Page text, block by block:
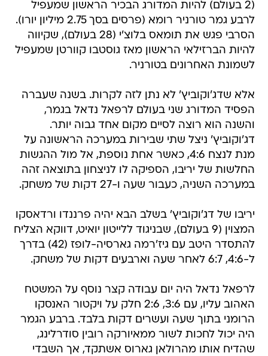
(2 בעולם) להיות המדורג הבכיר הראשון שמעפיל
לרבע גמר טורניר רומא (פרסים בסך 2.75 מיליון יורו).
הסרבי פגש את תומאס בלוצ'י (28 בעולם), שקיווה
להיות הברזילאי הראשון מאז גוסטבו קוורטן שמעפיל
לשמונת האחרונים בטורניר.
אלא שדג'וקוביץ' לא נתן לזה לקרות. בשנה שעברה
הפסיד המדורג שני בעולם לרפאל נדאל בגמר,
והשנה הוא רוצה לסיים מקום אחד גבוה יותר.
דג'וקוביץ' ניצל שתי שבירות במערכה הראשונה על
מנת לנצח 4:6, כאשר אחת נוספת, אל מול ההגשות
החלשות של יריבו, הספיקה לו לניצחון בתוצאה זהה
במערכה השניה, כעבור שעה ו-27 דקות של משחק.
יריבו של דג'וקוביץ' בשלב הבא יהיה פרננדו ורדאסקו
המצוין (9 בעולם), שבניגוד ללייטון יואיט, דווקא הצליח
להתסדר היטב עם גיז'רמה גארסיה-לופז (42) בדרך
ל-4:6, 6:7 לאחר שעה וארבעים דקות של משחק.
לרפאל נדאל היה יום עבודה קצר נוסף על המשטח
האהוב עליו, עם 3:6, 2:6 חלק על ויקטור האנסקו
הרומני בתוך שעה ועשרים דקות בלבד. ברבע הגמר
היה יכול לחכות לשור ממאיורקה רובין סודרלינג,
שהדיח אותו מהרולאן גארוס אשתקד, אך השבדי